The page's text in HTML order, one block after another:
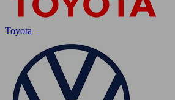
Toyota